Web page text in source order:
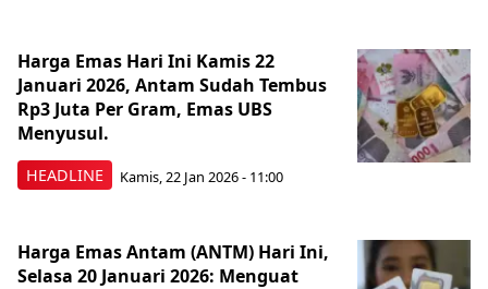
HEADLINE
Harga Emas Hari Ini Kamis 22
Januari 2026, Antam Sudah Tembus
Rp3 Juta Per Gram, Emas UBS
Menyusul.
Kamis, 22 Jan 2026 - 11:00
Harga Emas Antam (ANTM) Hari Ini,
Selasa 20 Januari 2026: Menguat